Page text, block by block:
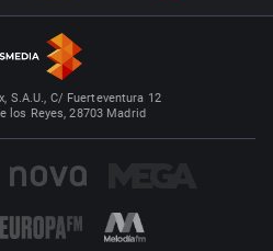
S.A.U., C/ Fuerteventura 12
los Reyes, 28703 Madrid